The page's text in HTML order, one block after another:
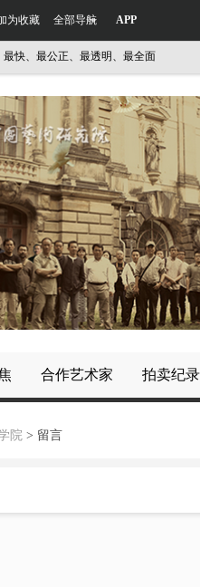
为收藏 全部导航 APP
、最公正、最透明、最全面
合作艺术家 拍卖纪录
院 > 留言